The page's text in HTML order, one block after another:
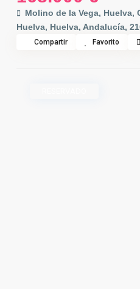
Molino de la Vega, Huelva,
Huelva, Huelva, Andalucía,
Compartir Favorito